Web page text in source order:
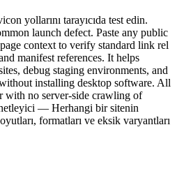
yollarını tarayıcıda test edin.
launch defect. Paste any public
context to verify standard link rel
manifest references. It helps
debug staging environments, and
installing desktop software. All
with no server-side crawling of
— Herhangi bir sitenin
formatları ve eksik varyantları